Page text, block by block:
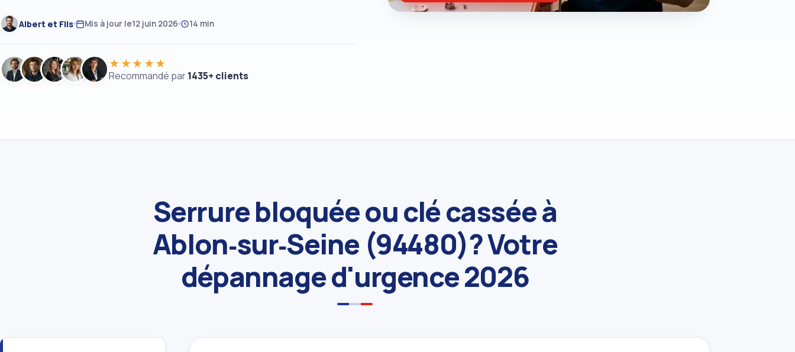
Albert et Fils Mis à jour le12 juin 2026 14 min
★★★★★
Recommandé par1435+ clients
Serrure bloquée ou clé cassée à
Ablon‑sur‑Seine (94480)? Votre
dépannage d'urgence 2026